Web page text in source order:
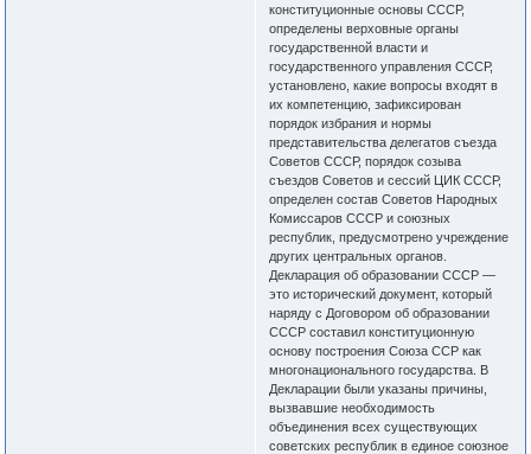
конституционные основы СССР,
определены верховные органы
государственной власти и
государственного управления СССР,
установлено, какие вопросы входят в
их компетенцию, зафиксирован
порядок избрания и нормы
представительства делегатов съезда
Советов СССР, порядок созыва
съездов Советов и сессий ЦИК СССР,
определен состав Советов Народных
Комиссаров СССР и союзных
республик, предусмотрено учреждение
других центральных органов.
Декларация об образовании СССР —
это исторический документ, который
наряду с Договором об образовании
СССР составил конституционную
основу построения Союза ССР как
многонационального государства. В
Декларации были указаны причины,
вызвавшие необходимость
объединения всех существующих
советских республик в единое союзное